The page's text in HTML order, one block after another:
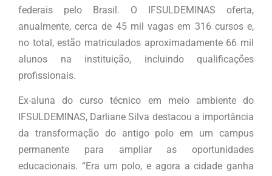
federais pelo Brasil. O IFSULDEMINAS oferta,
anualmente, cerca de 45 mil vagas em 316 cursos e,
no total, estão matriculados aproximadamente 66 mil
alunos na instituição, incluindo qualificações
profissionais.
Ex-aluna do curso técnico em meio ambiente do
IFSULDEMINAS, Darliane Silva destacou a importância
da transformação do antigo polo em um campus
permanente para ampliar as oportunidades
educacionais. “Era um polo, e agora a cidade ganha